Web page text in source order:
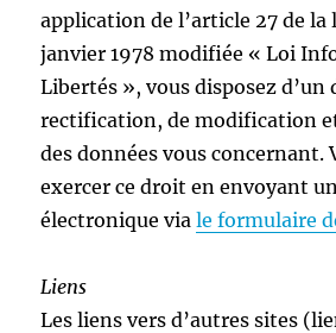
application de l’article 27 de la
janvier 1978 modifiée « Loi
Libertés », vous disposez d’un
rectification, de modification
des données vous concernant.
exercer ce droit en envoyant
électronique viale formulaire
Liens
Les liens vers d’autres sites